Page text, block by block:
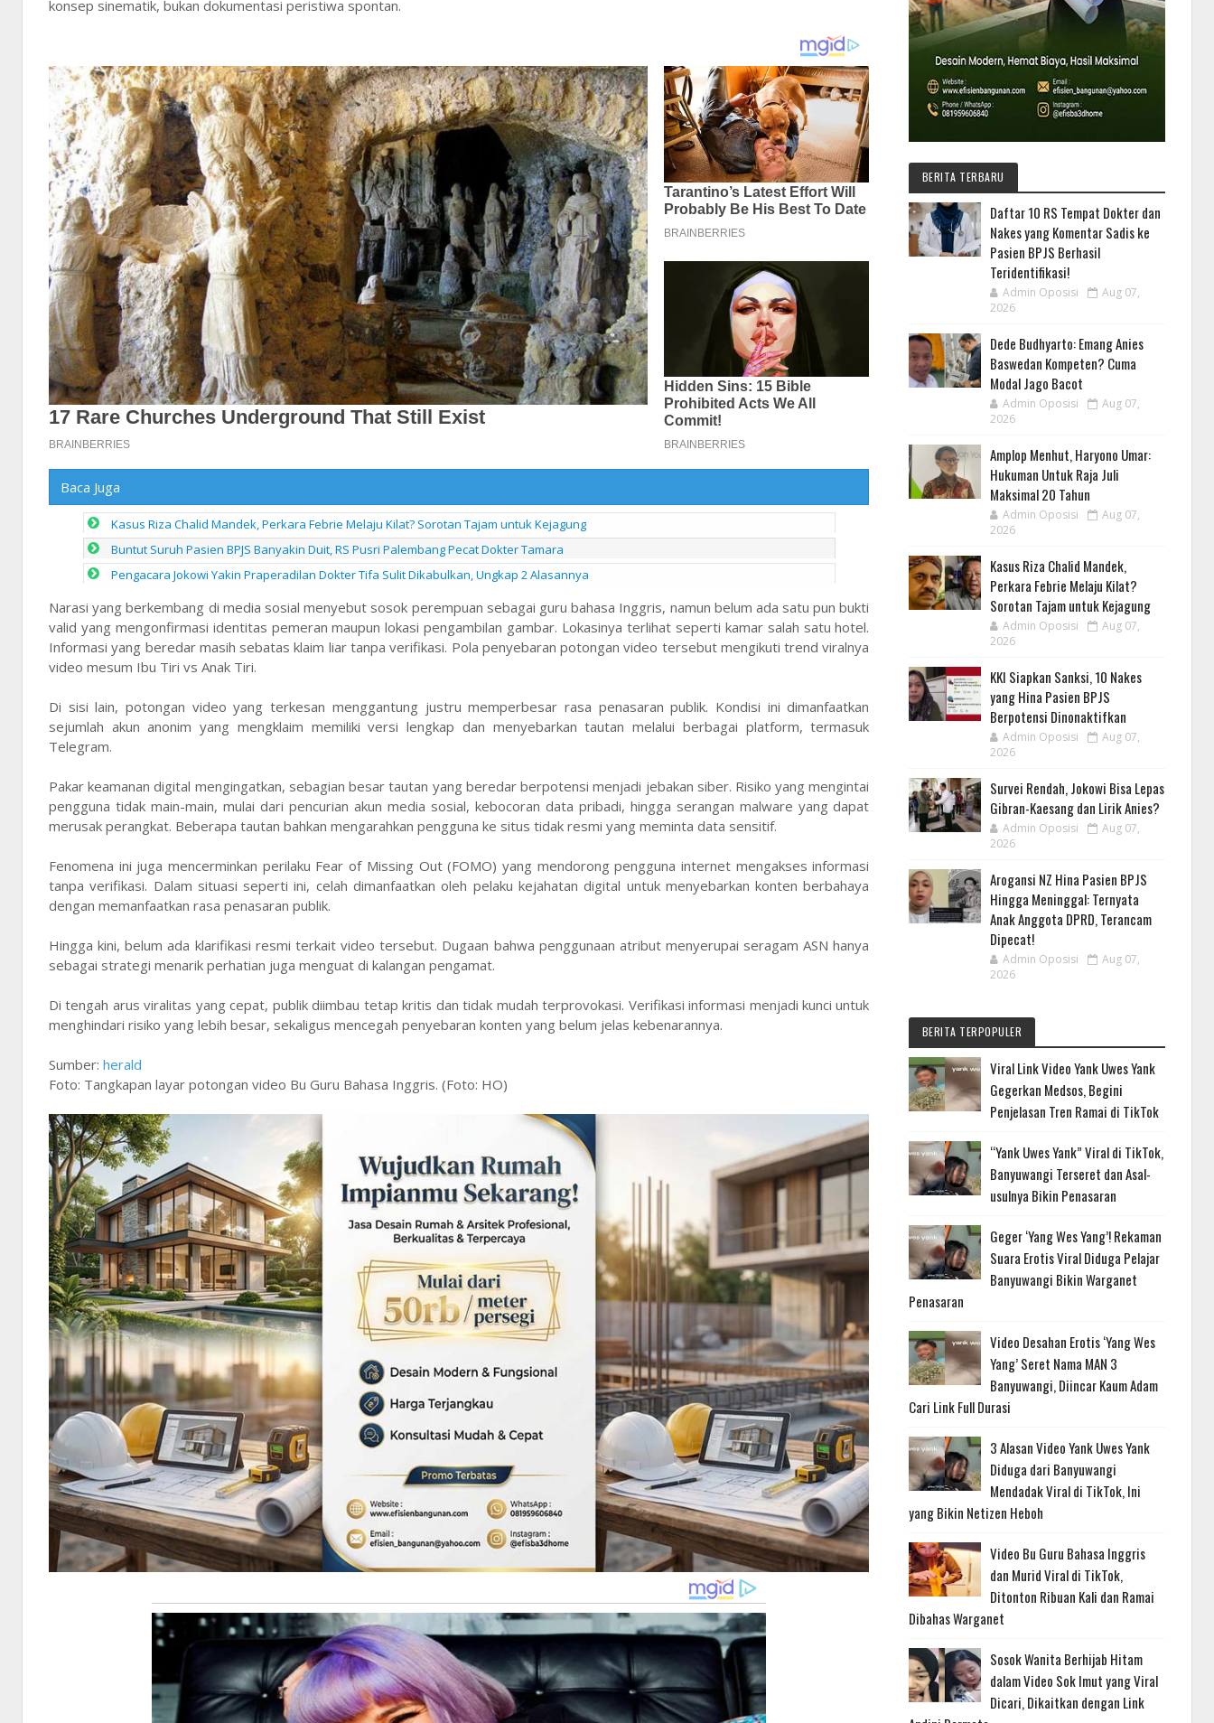
konsep sinematik, bukan dokumentasi peristiwa spontan.
Baca Juga
Kasus Riza Chalid Mandek, Perkara Febrie Melaju Kilat? Sorotan Tajam untuk Kejagung
Buntut Suruh Pasien BPJS Banyakin Duit, RS Pusri Palembang Pecat Dokter Tamara
Pengacara Jokowi Yakin Praperadilan Dokter Tifa Sulit Dikabulkan, Ungkap 2 Alasannya
Narasi yang berkembang di media sosial menyebut sosok perempuan sebagai guru bahasa Inggris, namun belum ada satu pun bukti
valid yang mengonfirmasi identitas pemeran maupun lokasi pengambilan gambar. Lokasinya terlihat seperti kamar salah satu hotel.
Informasi yang beredar masih sebatas klaim liar tanpa verifikasi. Pola penyebaran potongan video tersebut mengikuti trend viralnya
video mesum Ibu Tiri vs Anak Tiri.
Di sisi lain, potongan video yang terkesan menggantung justru memperbesar rasa penasaran publik. Kondisi ini dimanfaatkan
sejumlah akun anonim yang mengklaim memiliki versi lengkap dan menyebarkan tautan melalui berbagai platform, termasuk
Telegram.
Pakar keamanan digital mengingatkan, sebagian besar tautan yang beredar berpotensi menjadi jebakan siber. Risiko yang mengintai
pengguna tidak main-main, mulai dari pencurian akun media sosial, kebocoran data pribadi, hingga serangan malware yang dapat
merusak perangkat. Beberapa tautan bahkan mengarahkan pengguna ke situs tidak resmi yang meminta data sensitif.
Fenomena ini juga mencerminkan perilaku Fear of Missing Out (FOMO) yang mendorong pengguna internet mengakses informasi
tanpa verifikasi. Dalam situasi seperti ini, celah dimanfaatkan oleh pelaku kejahatan digital untuk menyebarkan konten berbahaya
dengan memanfaatkan rasa penasaran publik.
Hingga kini, belum ada klarifikasi resmi terkait video tersebut. Dugaan bahwa penggunaan atribut menyerupai seragam ASN hanya
sebagai strategi menarik perhatian juga menguat di kalangan pengamat.
Di tengah arus viralitas yang cepat, publik diimbau tetap kritis dan tidak mudah terprovokasi. Verifikasi informasi menjadi kunci untuk
menghindari risiko yang lebih besar, sekaligus mencegah penyebaran konten yang belum jelas kebenarannya.
Sumber: herald
Foto: Tangkapan layar potongan video Bu Guru Bahasa Inggris. (Foto: HO)
BERITA TERBARU
Daftar 10 RS Tempat Dokter dan
Nakes yang Komentar Sadis ke
Pasien BPJS Berhasil
Teridentifikasi!
Admin Oposisi
Aug 07,
2026
Dede Budhyarto: Emang Anies
Baswedan Kompeten? Cuma
Modal Jago Bacot
Admin Oposisi
Aug 07,
2026
Amplop Menhut, Haryono Umar:
Hukuman Untuk Raja Juli
Maksimal 20 Tahun
Admin Oposisi
Aug 07,
2026
Kasus Riza Chalid Mandek,
Perkara Febrie Melaju Kilat?
Sorotan Tajam untuk Kejagung
Admin Oposisi
Aug 07,
2026
KKI Siapkan Sanksi, 10 Nakes
yang Hina Pasien BPJS
Berpotensi Dinonaktifkan
Admin Oposisi
Aug 07,
2026
Survei Rendah, Jokowi Bisa Lepas
Gibran-Kaesang dan Lirik Anies?
Admin Oposisi
Aug 07,
2026
Arogansi NZ Hina Pasien BPJS
Hingga Meninggal: Ternyata
Anak Anggota DPRD, Terancam
Dipecat!
Admin Oposisi
Aug 07,
2026
BERITA TERPOPULER
Viral Link Video Yank Uwes Yank
Gegerkan Medsos, Begini
Penjelasan Tren Ramai di TikTok
“Yank Uwes Yank” Viral di TikTok,
Banyuwangi Terseret dan Asal-
usulnya Bikin Penasaran
Geger ‘Yang Wes Yang’! Rekaman
Suara Erotis Viral Diduga Pelajar
Banyuwangi Bikin Warganet
Penasaran
Video Desahan Erotis ‘Yang Wes
Yang’ Seret Nama MAN 3
Banyuwangi, Diincar Kaum Adam
Cari Link Full Durasi
3 Alasan Video Yank Uwes Yank
Diduga dari Banyuwangi
Mendadak Viral di TikTok, Ini
yang Bikin Netizen Heboh
Video Bu Guru Bahasa Inggris
dan Murid Viral di TikTok,
Ditonton Ribuan Kali dan Ramai
Dibahas Warganet
Sosok Wanita Berhijab Hitam
dalam Video Sok Imut yang Viral
Dicari, Dikaitkan dengan Link